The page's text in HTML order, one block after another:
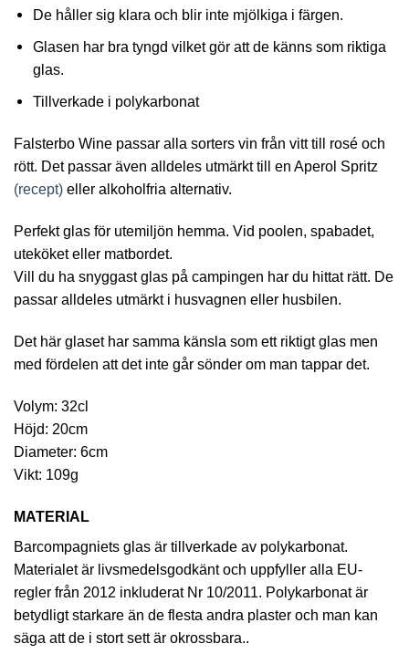
De håller sig klara och blir inte mjölkiga i färgen.
Glasen har bra tyngd vilket gör att de känns som riktiga
glas.
Tillverkade i polykarbonat
Falsterbo Wine passar alla sorters vin från vitt till rosé och
rött. Det passar även alldeles utmärkt till en Aperol Spritz
(recept) eller alkoholfria alternativ.
Perfekt glas för utemiljön hemma. Vid poolen, spabadet,
uteköket eller matbordet.
Vill du ha snyggast glas på campingen har du hittat rätt. De
passar alldeles utmärkt i husvagnen eller husbilen.
Det här glaset har samma känsla som ett riktigt glas men
med fördelen att det inte går sönder om man tappar det.
Volym: 32cl
Höjd: 20cm
Diameter: 6cm
Vikt: 109g
MATERIAL
Barcompagniets glas är tillverkade av polykarbonat.
Materialet är livsmedelsgodkänt och uppfyller alla EU-
regler från 2012 inkluderat Nr 10/2011. Polykarbonat är
betydligt starkare än de flesta andra plaster och man kan
säga att de i stort sett är okrossbara..